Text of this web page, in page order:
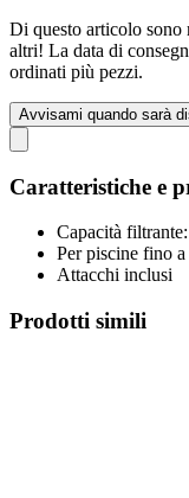
Di questo articolo sono
altri! La data di
ordinati più pezzi.
Avvisami quando sarà
Caratteristiche e
Capacità
Per piscine fino a
Attacchi inclusi
Prodotti simili